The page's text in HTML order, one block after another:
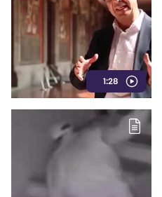
1:28